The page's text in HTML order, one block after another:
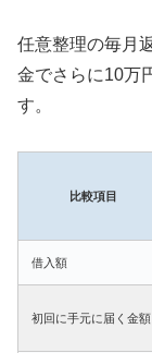
任意整理の毎月
金でさらに10万
す。
比較項目
借入額
初回に手元に届く金額